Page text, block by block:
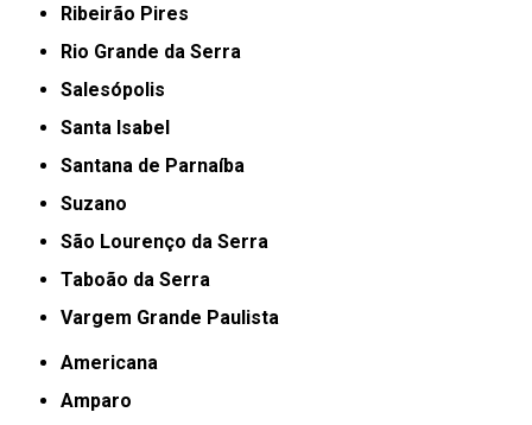
Ribeirão Pires
Rio Grande da Serra
Salesópolis
Santa Isabel
Santana de Parnaíba
Suzano
São Lourenço da Serra
Taboão da Serra
Vargem Grande Paulista
Americana
Amparo